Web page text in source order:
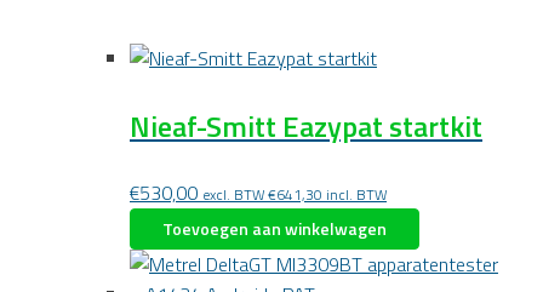
Nieaf-Smitt Eazypat startkit
€530,00 excl. BTW€641,30 incl. BTW
Toevoegen aan winkelwagen